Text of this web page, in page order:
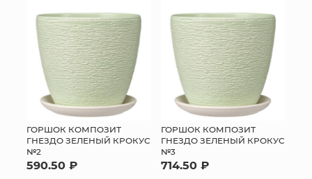
ГОРШОК КОМПОЗИТ
ГНЕЗДО ЗЕЛЕНЫЙ КРОКУС
№2
590.50 ₽
ГОРШОК КОМПОЗИТ
ГНЕЗДО ЗЕЛЕНЫЙ КРОКУС
№3
714.50 ₽